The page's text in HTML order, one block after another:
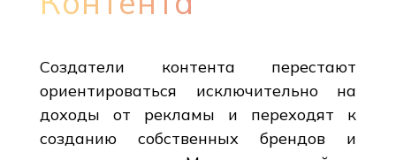
Создатели контента перестают
ориентироваться исключительно на
доходы от рекламы и переходят к
созданию собственных брендов и